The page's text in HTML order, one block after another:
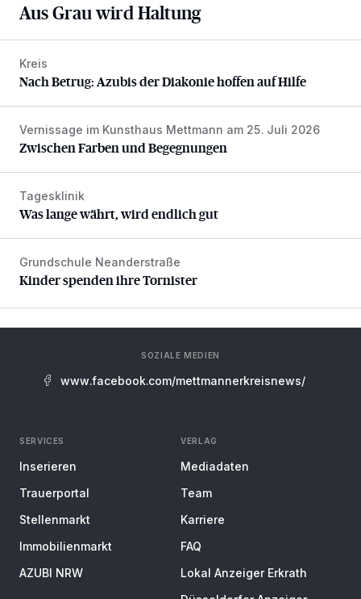
Aus Grau wird Haltung
Nach Betrug: Azubis der Diakonie hoffen auf Hilfe
Kreis
Nach Betrug: Azubis der Diakonie hoffen auf Hilfe
Zwischen Farben und Begegnungen
Vernissage im Kunsthaus Mettmann am 25. Juli 2026
Zwischen Farben und Begegnungen
Was lange währt, wird endlich gut
Tagesklinik
Was lange währt, wird endlich gut
Kinder spenden ihre Tornister
Grundschule Neanderstraße
Kinder spenden ihre Tornister
SOZIALE MEDIEN
www.facebook.com/mettmannerkreisnews/
SERVICES
Inserieren
Trauerportal
Stellenmarkt
Immobilienmarkt
AZUBI NRW
VERLAG
Mediadaten
Team
Karriere
FAQ
Lokal Anzeiger Erkrath